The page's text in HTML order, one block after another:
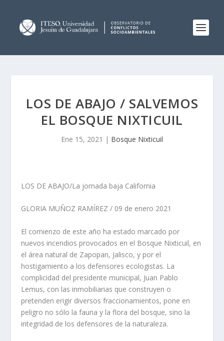
LOS DE ABAJO / SALVEMOS
EL BOSQUE NIXTICUIL
Ene 15, 2021 | Bosque Nixticuil
LOS DE ABAJO/La jornada baja California
GLORIA MUÑOZ RAMÍREZ / 09 de enero 2021
El comienzo de este año ha estado marcado por
nuevos incendios provocados en el Bosque Nixticuil, en
el área natural de Zapopan, Jalisco, y por el
hostigamiento a los defensores ecologistas. La
complicidad del presidente municipal, Juan Pablo
Lemus, con las inmobiliarias que construyen o
pretenden erigir diversos fraccionamientos, pone en
peligro no sólo la fauna y la flora del bosque, sino la
integridad de los defensores de la naturaleza.